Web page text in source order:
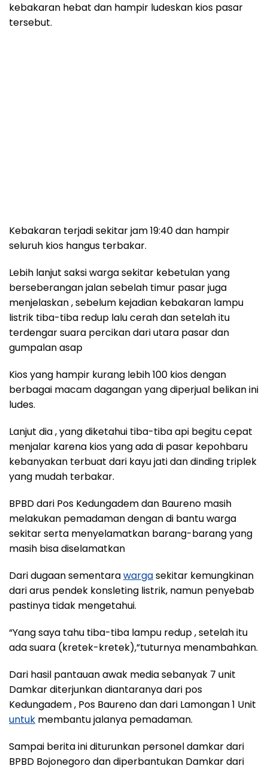
kebakaran hebat dan hampir ludeskan kios pasar
tersebut.
Kebakaran terjadi sekitar jam 19:40 dan hampir
seluruh kios hangus terbakar.
Lebih lanjut saksi warga sekitar kebetulan yang
berseberangan jalan sebelah timur pasar juga
menjelaskan , sebelum kejadian kebakaran lampu
listrik tiba-tiba redup lalu cerah dan setelah itu
terdengar suara percikan dari utara pasar dan
gumpalan asap
Kios yang hampir kurang lebih 100 kios dengan
berbagai macam dagangan yang diperjual belikan ini
ludes.
Lanjut dia , yang diketahui tiba-tiba api begitu cepat
menjalar karena kios yang ada di pasar kepohbaru
kebanyakan terbuat dari kayu jati dan dinding triplek
yang mudah terbakar.
BPBD dari Pos Kedungadem dan Baureno masih
melakukan pemadaman dengan di bantu warga
sekitar serta menyelamatkan barang-barang yang
masih bisa diselamatkan
Dari dugaan sementarawargasekitar kemungkinan
dari arus pendek konsleting listrik, namun penyebab
pastinya tidak mengetahui.
“Yang saya tahu tiba-tiba lampu redup , setelah itu
ada suara (kretek-kretek),”tuturnya menambahkan.
Dari hasil pantauan awak media sebanyak 7 unit
Damkar diterjunkan diantaranya dari pos
Kedungadem , Pos Baureno dan dari Lamongan 1 Unit
untuk membantu jalanya pemadaman.
Sampai berita ini diturunkan personel damkar dari
BPBD Bojonegoro dan diperbantukan Damkar dari